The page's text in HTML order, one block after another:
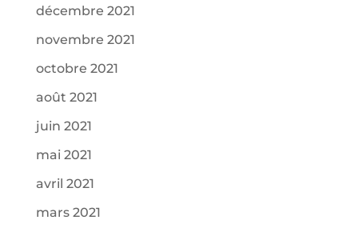
décembre 2021
novembre 2021
octobre 2021
août 2021
juin 2021
mai 2021
avril 2021
mars 2021